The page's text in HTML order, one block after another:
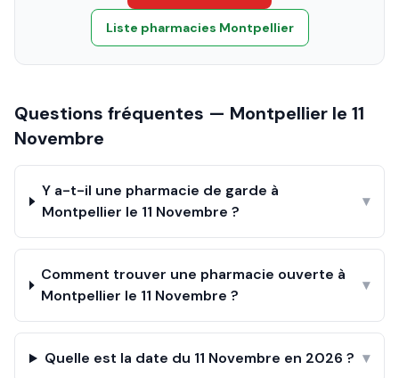
Liste pharmacies Montpellier
Questions fréquentes — Montpellier le 11
Novembre
Y a-t-il une pharmacie de garde à
Montpellier le 11 Novembre ?
▾
Comment trouver une pharmacie ouverte à
Montpellier le 11 Novembre ?
▾
Quelle est la date du 11 Novembre en 2026 ? ▾